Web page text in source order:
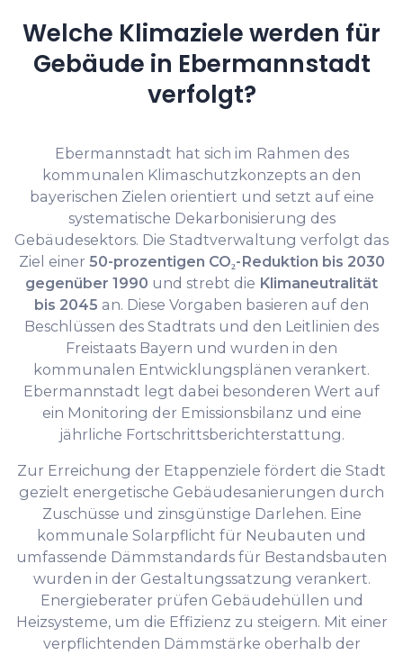
Welche Klimaziele werden für
Gebäude in Ebermannstadt
verfolgt?
Ebermannstadt hat sich im Rahmen des
kommunalen Klimaschutzkonzepts an den
bayerischen Zielen orientiert und setzt auf eine
systematische Dekarbonisierung des
Gebäudesektors. Die Stadtverwaltung verfolgt das
Ziel einer 50-prozentigen CO₂-Reduktion bis 2030
gegenüber 1990 und strebt die Klimaneutralität
bis 2045 an. Diese Vorgaben basieren auf den
Beschlüssen des Stadtrats und den Leitlinien des
Freistaats Bayern und wurden in den
kommunalen Entwicklungsplänen verankert.
Ebermannstadt legt dabei besonderen Wert auf
ein Monitoring der Emissionsbilanz und eine
jährliche Fortschrittsberichterstattung.
Zur Erreichung der Etappenziele fördert die Stadt
gezielt energetische Gebäudesanierungen durch
Zuschüsse und zinsgünstige Darlehen. Eine
kommunale Solarpflicht für Neubauten und
umfassende Dämmstandards für Bestandsbauten
wurden in der Gestaltungssatzung verankert.
Energieberater prüfen Gebäudehüllen und
Heizsysteme, um die Effizienz zu steigern. Mit einer
verpflichtenden Dämmstärke oberhalb der